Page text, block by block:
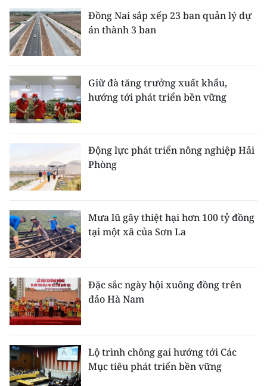
Media Chính trị
Media Kinh tế
Media Xã hội
Media Pháp luật
Media Thế giới
Media Giáo dục
Media Y tế
Media Khoa học - Công nghệ
Media Môi trường
Infographic
Đồng Nai sắp xếp 23 ban quản lý dự
án thành 3 ban
Giữ đà tăng trưởng xuất khẩu,
hướng tới phát triển bền vững
Động lực phát triển nông nghiệp Hải
Phòng
Mưa lũ gây thiệt hại hơn 100 tỷ đồng
tại một xã của Sơn La
Đặc sắc ngày hội xuống đồng trên
đảo Hà Nam
Lộ trình chông gai hướng tới Các
Mục tiêu phát triển bền vững